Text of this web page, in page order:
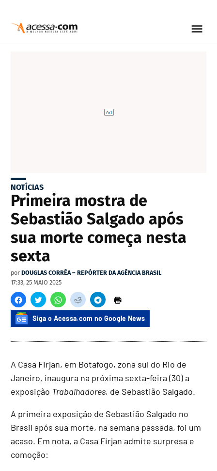
NOTÍCIAS
Primeira mostra de
Sebastião Salgado após
sua morte começa nesta
sexta
por DOUGLAS CORRÊA – REPÓRTER DA AGÊNCIA BRASIL
17:33, 25 MAIO 2025
Siga o Acessa.com no Google News
A Casa Firjan, em Botafogo, zona sul do Rio de
Janeiro, inaugura na próxima sexta-feira (30) a
exposição Trabalhadores, de Sebastião Salgado.
A primeira exposição de Sebastião Salgado no
Brasil após sua morte, na semana passada, foi um
acaso. Em nota, a Casa Firjan admite surpresa e
comoção: